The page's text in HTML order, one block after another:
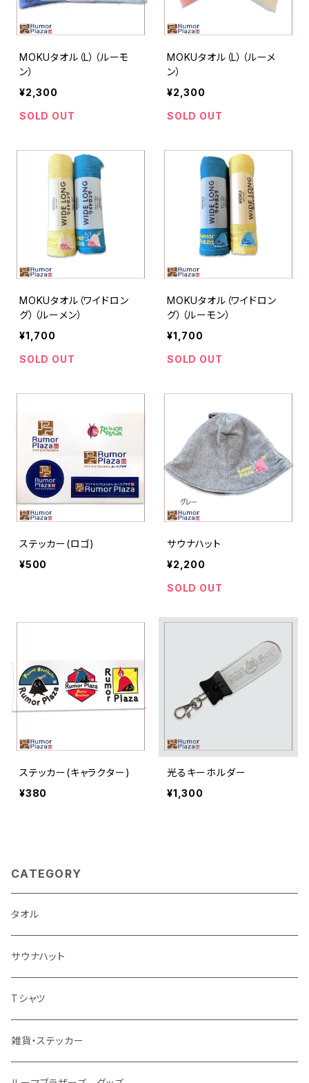
MOKUタオル（L）（ルーモ
ン）
¥2,300
SOLD OUT
MOKUタオル（L）（ルーメ
ン）
¥2,300
SOLD OUT
MOKUタオル（ワイドロン
グ）（ルーメン）
¥1,700
SOLD OUT
MOKUタオル（ワイドロン
グ）（ルーモン）
¥1,700
SOLD OUT
ステッカー(ロゴ)
¥500
サウナハット
¥2,200
SOLD OUT
ステッカー(キャラクター)
¥380
光るキーホルダー
¥1,300
CATEGORY
タオル
サウナハット
Tシャツ
雑貨・ステッカー